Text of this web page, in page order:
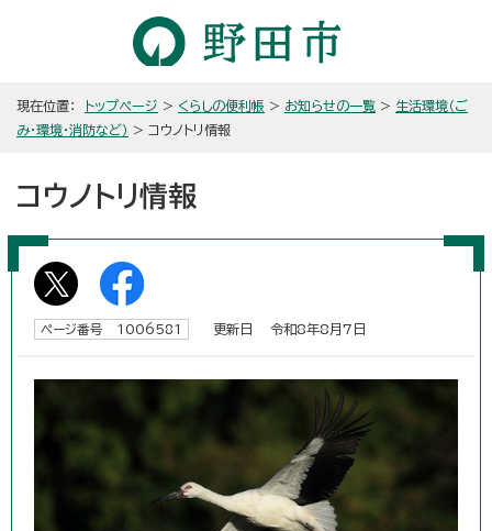
現在位置： トップページ > くらしの便利帳 > お知らせの一覧 > 生活環境（ご
み・環境・消防など） > コウノトリ情報
コウノトリ情報
ページ番号 1006581 更新日 令和8年8月7日